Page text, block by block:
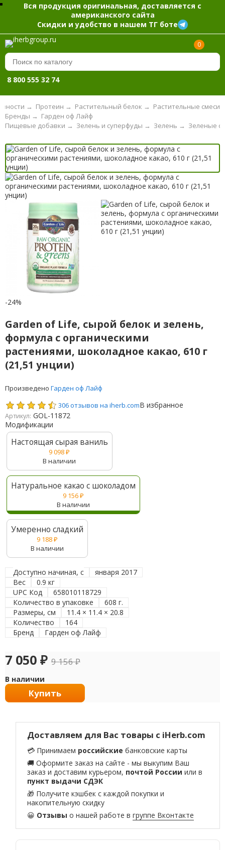
Вся продукция оригинальная, доставляется с
американского сайта
Скидки и удобство в нашем ТГ боте
0
8 800 555 32 74
→ Протеин → Растительный белок → Растительные смеси
Гарден оф Лайф
Бренды →
Зеленые
Зелень →
Зелень и суперфуды →
Пищевые добавки →
-24%
Garden of Life, сырой белок и зелень,
формула с органическими
растениями, шоколадное какао, 610 г
(21,51 унции)
Произведено Гарден оф Лайф
306 отзывов на iherb.comВ избранное
Артикул: GOL-11872
Модификации
Настоящая сырая ваниль
9 098₽
В наличии
Натуральное какао с шоколадом
9 156₽
В наличии
Умеренно сладкий
9 188₽
В наличии
Доступно начиная, с
января 2017
Вес
0.9 кг
UPC Код
658010118729
Количество в упаковке
608 г.
Размеры, см
11.4 × 11.4 × 20.8
Количество
164
Бренд
Гарден оф Лайф
7 050 ₽ 9 156₽
В наличии
Купить
Доставляем для Вас товары с iHerb.com
💳 Принимаем российские банковские карты
🚚 Оформите заказ на сайте - мы выкупим Ваш
заказ и доставим курьером, почтой России или в
пункт выдачи СДЭК
🎁 Получите кэшбек с каждой покупки и
накопительную скидку
😀 Отзывы о нашей работе вгруппе Вконтакте